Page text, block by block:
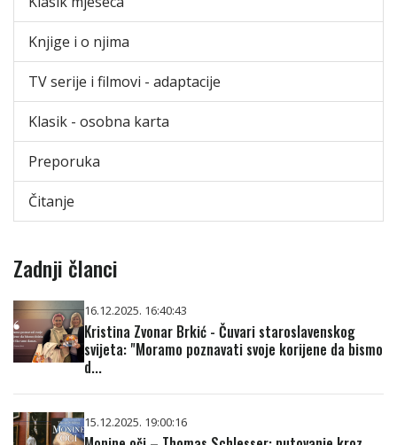
Knjige i o njima
TV serije i filmovi - adaptacije
Klasik - osobna karta
Preporuka
Čitanje
Zadnji članci
16.12.2025. 16:40:43
Kristina Zvonar Brkić - Čuvari staroslavenskog
svijeta: "Moramo poznavati svoje korijene da bismo
d...
15.12.2025. 19:00:16